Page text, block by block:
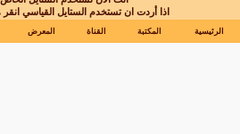
اذا أردت ان تستخدم الستايل القياسي انقر
الرئيسية المكتبة القناة المعرض